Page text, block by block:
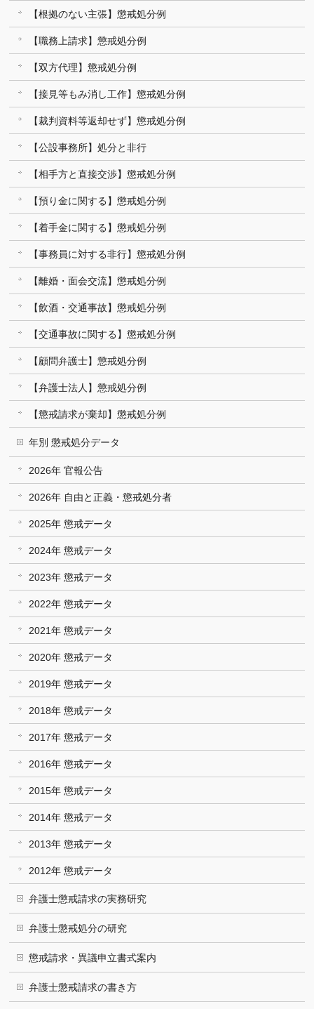
【根拠のない主張】懲戒処分例
【職務上請求】懲戒処分例
【双方代理】懲戒処分例
【接見等もみ消し工作】懲戒処分例
【裁判資料等返却せず】懲戒処分例
【公設事務所】処分と非行
【相手方と直接交渉】懲戒処分例
【預り金に関する】懲戒処分例
【着手金に関する】懲戒処分例
【事務員に対する非行】懲戒処分例
【離婚・面会交流】懲戒処分例
【飲酒・交通事故】懲戒処分例
【交通事故に関する】懲戒処分例
【顧問弁護士】懲戒処分例
【弁護士法人】懲戒処分例
【懲戒請求が棄却】懲戒処分例
年別 懲戒処分データ
2026年 官報公告
2026年 自由と正義・懲戒処分者
2025年 懲戒データ
2024年 懲戒データ
2023年 懲戒データ
2022年 懲戒データ
2021年 懲戒データ
2020年 懲戒データ
2019年 懲戒データ
2018年 懲戒データ
2017年 懲戒データ
2016年 懲戒データ
2015年 懲戒データ
2014年 懲戒データ
2013年 懲戒データ
2012年 懲戒データ
弁護士懲戒請求の実務研究
弁護士懲戒処分の研究
懲戒請求・異議申立書式案内
弁護士懲戒請求の書き方